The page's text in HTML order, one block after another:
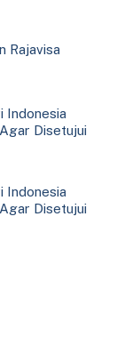
Rajavisa
Indonesia
Disetujui
Indonesia
Disetujui